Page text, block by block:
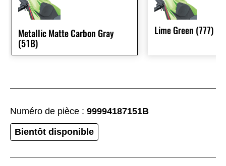
Numéro de pièce : 99994187151B
Bientôt disponible
Metallic Matte Carbon Gray
(51B)
Lime Green (777)